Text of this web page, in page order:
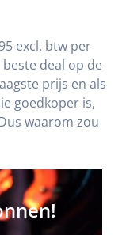
excl. btw per
deal op de
prijs en als
goedkoper is,
waarom zou